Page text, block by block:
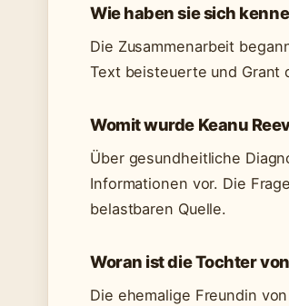
Wie haben sie sich
Die Zusammenarbeit
Text beisteuerte und Grant
Womit wurde Keanu
Über gesundheitliche
Informationen vor. Die
belastbaren Quelle.
Woran ist die Tochter
Die ehemalige Freundin